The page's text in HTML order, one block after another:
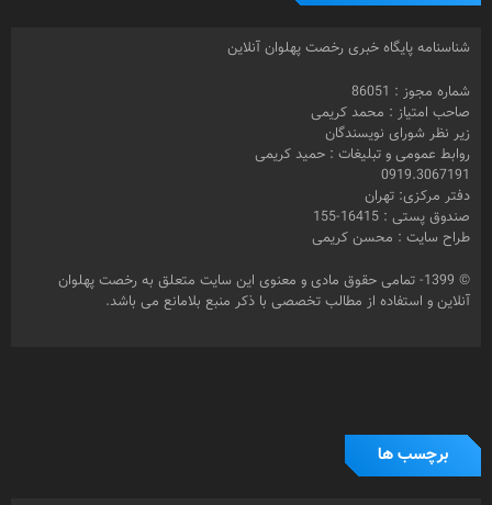
شناسنامه پایگاه خبری رخصت پهلوان آنلاین
شماره مجوز : 86051
صاحب امتیاز : محمد کریمی
زیر نظر شورای نویسندگان
روابط عمومی و تبلیغات : حمید کریمی
0919.3067191
دفتر مرکزی: تهران
صندوق پستی : 16415-155
طراح سایت : محسن کریمی
© 1399- تمامی حقوق مادی و معنوی این سایت متعلق به رخصت پهلوان
آنلاین و استفاده از مطالب تخصصی با ذکر منبع بلامانع می باشد.
برچسب ها